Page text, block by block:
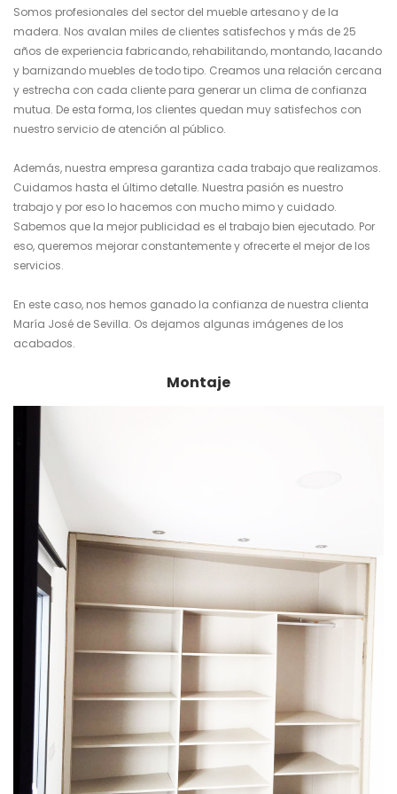
Somos profesionales del sector del mueble artesano y de la
madera. Nos avalan miles de clientes satisfechos y más de 25
años de experiencia fabricando, rehabilitando, montando, lacando
y barnizando muebles de todo tipo. Creamos una relación cercana
y estrecha con cada cliente para generar un clima de confianza
mutua. De esta forma, los clientes quedan muy satisfechos con
nuestro servicio de atención al público.
Además, nuestra empresa garantiza cada trabajo que realizamos.
Cuidamos hasta el último detalle. Nuestra pasión es nuestro
trabajo y por eso lo hacemos con mucho mimo y cuidado.
Sabemos que la mejor publicidad es el trabajo bien ejecutado. Por
eso, queremos mejorar constantemente y ofrecerte el mejor de los
servicios.
En este caso, nos hemos ganado la confianza de nuestra clienta
María José de Sevilla. Os dejamos algunas imágenes de los
acabados.
Montaje